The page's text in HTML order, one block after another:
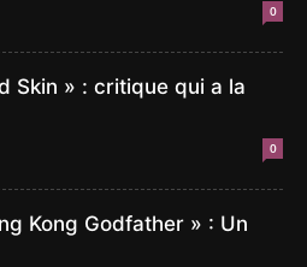
0
Skin » : critique qui a la
0
Kong Godfather » : Un